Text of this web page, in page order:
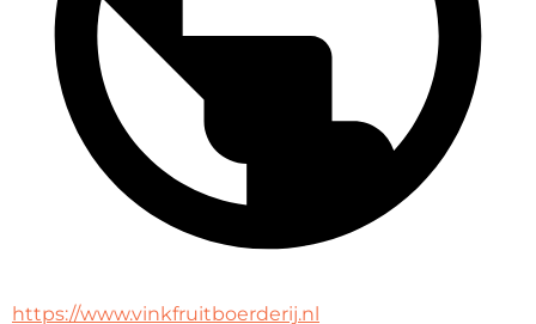
https://www.vinkfruitboerderij.nl